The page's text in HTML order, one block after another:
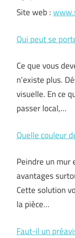
Site web :
Qui peut se
Ce que vous
n’existe plus.
visuelle. En ce
passer local,…
Quelle couleur
Peindre un mur
avantages
Cette solution
la pièce…
Faut-il un